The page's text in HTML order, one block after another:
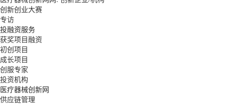
创新创业大赛
专访
投融资服务
获奖项目融资
初创项目
成长项目
创服专家
投资机构
医疗器械创新网
供应链管理